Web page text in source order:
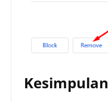
Kesimpulan